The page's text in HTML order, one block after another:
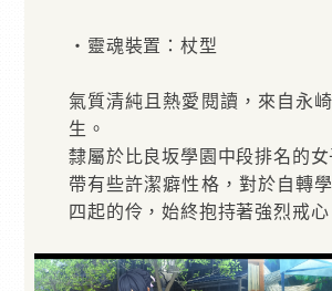
・靈魂裝置：杖型
氣質清純且熱愛閱讀，來自永
生。
隸屬於比良坂學園中段排名的女
帶有些許潔癖性格，對於自轉
四起的伶，始終抱持著強烈戒心